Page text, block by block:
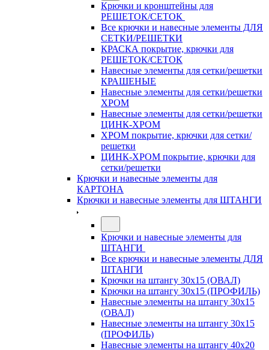
Крючки и кронштейны для
РЕШЕТОК/СЕТОК
Все крючки и навесные элементы ДЛЯ
СЕТКИ/РЕШЕТКИ
КРАСКА покрытие, крючки для
РЕШЕТОК/СЕТОК
Навесные элементы для сетки/решетки
КРАШЕНЫЕ
Навесные элементы для сетки/решетки
ХРОМ
Навесные элементы для сетки/решетки
ЦИНК-ХРОМ
ХРОМ покрытие, крючки для сетки/
решетки
ЦИНК-ХРОМ покрытие, крючки для
сетки/решетки
Крючки и навесные элементы для
КАРТОНА
Крючки и навесные элементы для ШТАНГИ
Крючки и навесные элементы для
ШТАНГИ
Все крючки и навесные элементы ДЛЯ
ШТАНГИ
Крючки на штангу 30х15 (ОВАЛ)
Крючки на штангу 30х15 (ПРОФИЛЬ)
Навесные элементы на штангу 30х15
(ОВАЛ)
Навесные элементы на штангу 30х15
(ПРОФИЛЬ)
Навесные элементы на штангу 40х20